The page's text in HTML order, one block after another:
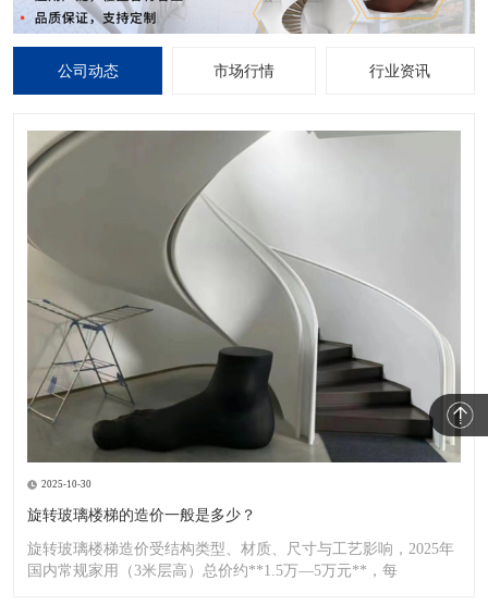
公司动态 市场行情 行业资讯
2025-10-30
旋转玻璃楼梯的造价一般是多少？
旋转玻璃楼梯造价受结构类型、材质、尺寸与工艺影响，2025年
国内常规家用（3米层高）总价约**1.5万—5万元**，每